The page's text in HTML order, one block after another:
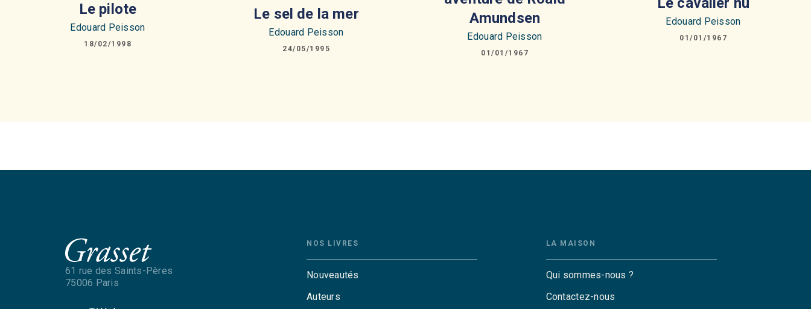
Le pilote
Edouard Peisson
18/02/1998
Le sel de la mer
Edouard Peisson
24/05/1995
Amundsen
Edouard Peisson
01/01/1967
Edouard Peisson
01/01/1967
61 rue des Saints-Pères
75006 Paris
NOS LIVRES
Nouveautés
Auteurs
LA MAISON
Qui sommes-nous ?
Contactez-nous